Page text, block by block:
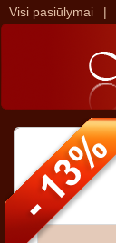
Visi pasiūlymai |